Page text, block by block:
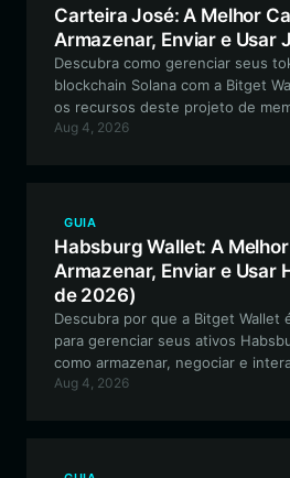
Carteira José: A Melhor
Armazenar, Enviar e Usar
Descubra como gerenciar seus
blockchain Solana com a Bitget
os recursos deste projeto de
comunidade e como armazenar,
Aug 4, 2026
GUIA
Habsburg Wallet: A
Armazenar, Enviar e Usar
de 2026)
Descubra por que a Bitget Wallet
para gerenciar seus ativos
como armazenar, negociar e
com o ecossistema Habsburg
Aug 4, 2026